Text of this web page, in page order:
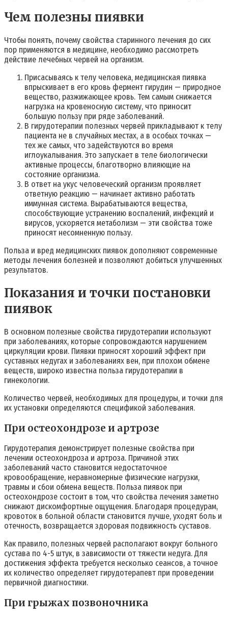
Чем полезны пиявки
Чтобы понять, почему свойства старинного лечения до сих
пор применяются в медицине, необходимо рассмотреть
действие лечебных червей на организм.
Присасываясь к телу человека, медицинская пиявка
впрыскивает в его кровь фермент гирудин — природное
вещество, разжижающее кровь. Тем самым снижается
нагрузка на кровеносную систему, что приносит
большую пользу при ряде заболеваний.
В гирудотерапии полезных червей прикладывают к телу
пациента не в случайных местах, а в особых точках —
тех же самых, что задействуются во время
иглоукалывания. Это запускает в теле биологически
активные процессы, благотворно влияющие на
состояние организма.
В ответ на укус человеческий организм проявляет
ответную реакцию — начинает активно работать
иммунная система. Вырабатываются вещества,
способствующие устранению воспалений, инфекций и
вирусов, ускоряется метаболизм — эти свойства тоже
приносят несомненную пользу.
Польза и вред медицинских пиявок дополняют современные
методы лечения болезней и позволяют добиться улучшенных
результатов.
Показания и точки постановки
пиявок
В основном полезные свойства гирудотерапии используют
при заболеваниях, которые сопровождаются нарушением
циркуляции крови. Пиявки приносят хороший эффект при
суставных недугах и заболеваниях вен, при плохом обмене
веществ, широко известна польза гирудотерапии в
гинекологии.
Количество червей, необходимых для процедуры, и точки для
их установки определяются спецификой заболевания.
При остеохондрозе и артрозе
Гирудотерапия демонстрирует полезные свойства при
лечении остеохондроза и артроза. Причиной этих
заболеваний часто становится недостаточное
кровообращение, неравномерные физические нагрузки,
травмы и сбои обмена веществ. Польза пиявок при
остеохондрозе состоит в том, что свойства лечения заметно
снижают дискомфортные ощущения. Благодаря процедурам,
кровоток в больной области становится лучше, уходят боль и
отечность, возвращается здоровая подвижность суставов.
Как правило, полезных червей располагают вокруг больного
сустава по 4-5 штук, в зависимости от тяжести недуга. Для
достижения эффекта требуется несколько сеансов, а точное
их количество определяет гирудотерапевт при проведении
первичной диагностики.
При грыжах позвоночника